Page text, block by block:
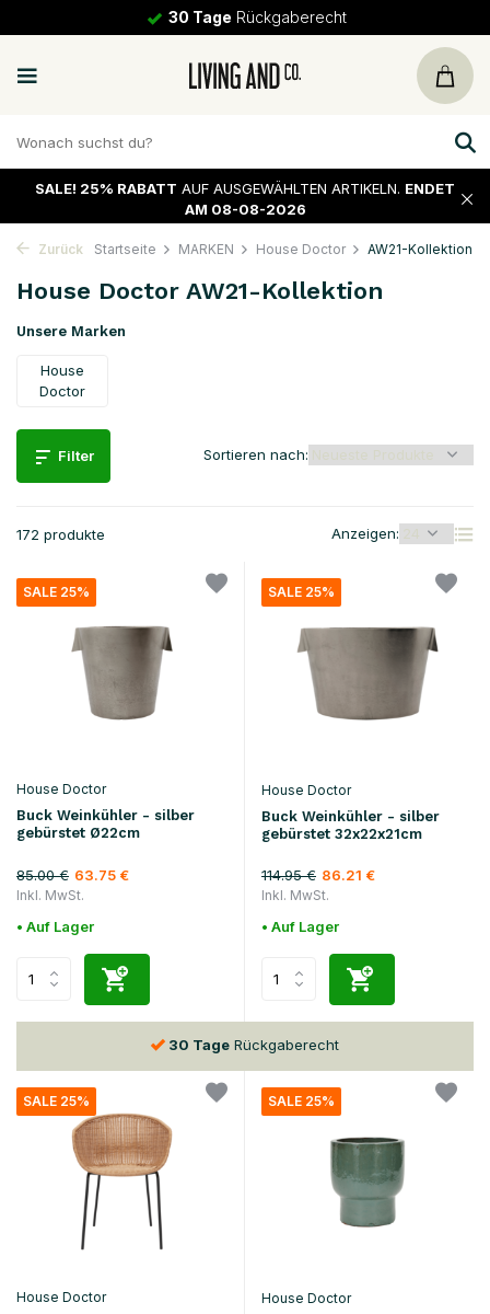
30 Tage Rückgaberecht
SALE! 25% RABATT AUF AUSGEWÄHLTEN ARTIKELN. ENDET
AM 08-08-2026
Zurück Startseite MARKEN House Doctor AW21-Kollektion
House Doctor AW21-Kollektion
Unsere Marken
House
Doctor
Filter
172 produkte Anzeigen:
Sortieren nach:
SALE 25%
House Doctor
Buck Weinkühler - silber
gebürstet Ø22cm
85.00 € 63.75 €
Inkl. MwSt.
• Auf Lager
SALE 25%
House Doctor
Buck Weinkühler - silber
gebürstet 32x22x21cm
114.95 € 86.21 €
Inkl. MwSt.
• Auf Lager
30 TageRückgaberecht
SALE 25%
House Doctor
SALE 25%
House Doctor